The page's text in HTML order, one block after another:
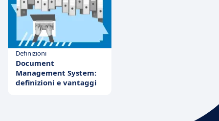
Definizioni
Document
Management System:
definizioni e vantaggi